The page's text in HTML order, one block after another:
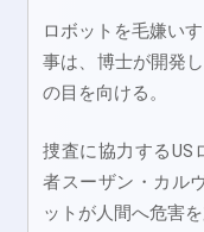
ロボットを毛嫌い
事は、博士が開発
の目を向ける。
捜査に協力するUS
者スーザン・カル
ットが人間へ危害